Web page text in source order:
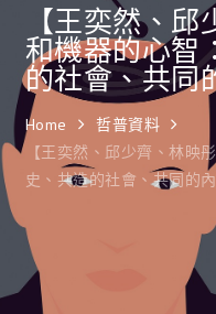
【王奕然、
和機器的心智
的社會、共同
Home
哲普資料
【王奕然、邱少齊、林映
史、共造的社會、共同的